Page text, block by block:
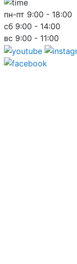
пн-пт 9:00 - 18:00
сб 9:00 - 14:00
вс 9:00 - 11:00